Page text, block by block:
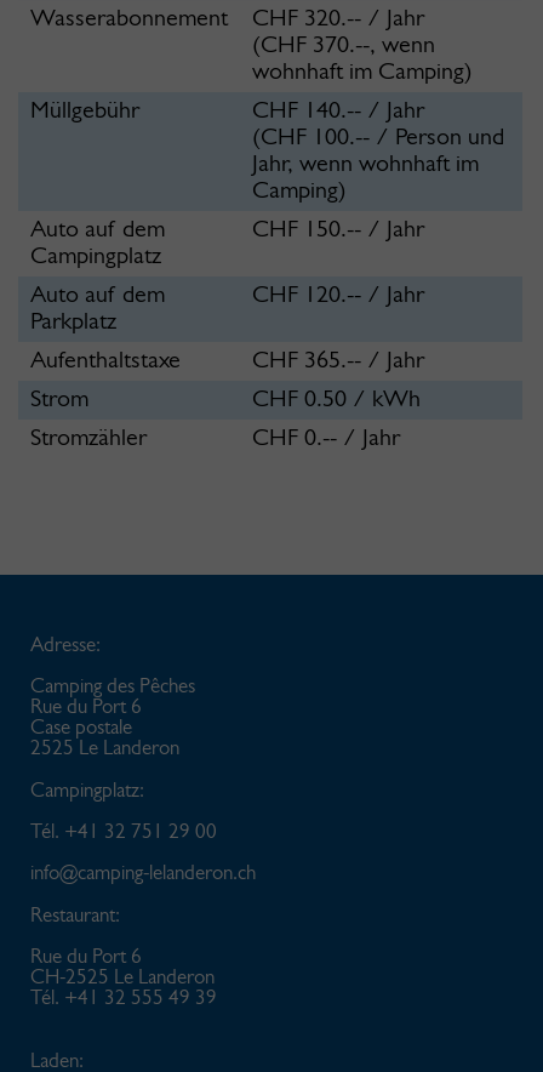
Wasserabonnement
CHF 320.-- / Jahr
(CHF 370.--, wenn
wohnhaft im Camping)
Müllgebühr
CHF 140.-- / Jahr
(CHF 100.-- / Person und
Jahr, wenn wohnhaft im
Camping)
Auto auf dem
Campingplatz
CHF 150.-- / Jahr
Auto auf dem
Parkplatz
CHF 120.-- / Jahr
Aufenthaltstaxe
CHF 365.-- / Jahr
Strom
CHF 0.50 / kWh
Stromzähler
CHF 0.-- / Jahr
Adresse:
Camping des Pêches
Rue du Port 6
Case postale
2525 Le Landeron
Campingplatz:
Tél. +41 32 751 29 00
info@camping-lelanderon.ch
Restaurant:
Rue du Port 6
CH-2525 Le Landeron
Tél. +41 32 555 49 39
Laden: